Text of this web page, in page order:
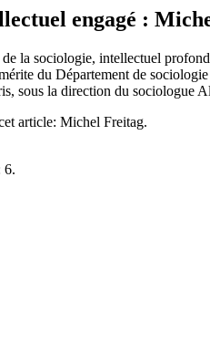
engagé :
la sociologie, intellectuel
du Département de
sous la direction du sociologue
article: Michel Freitag.
6.